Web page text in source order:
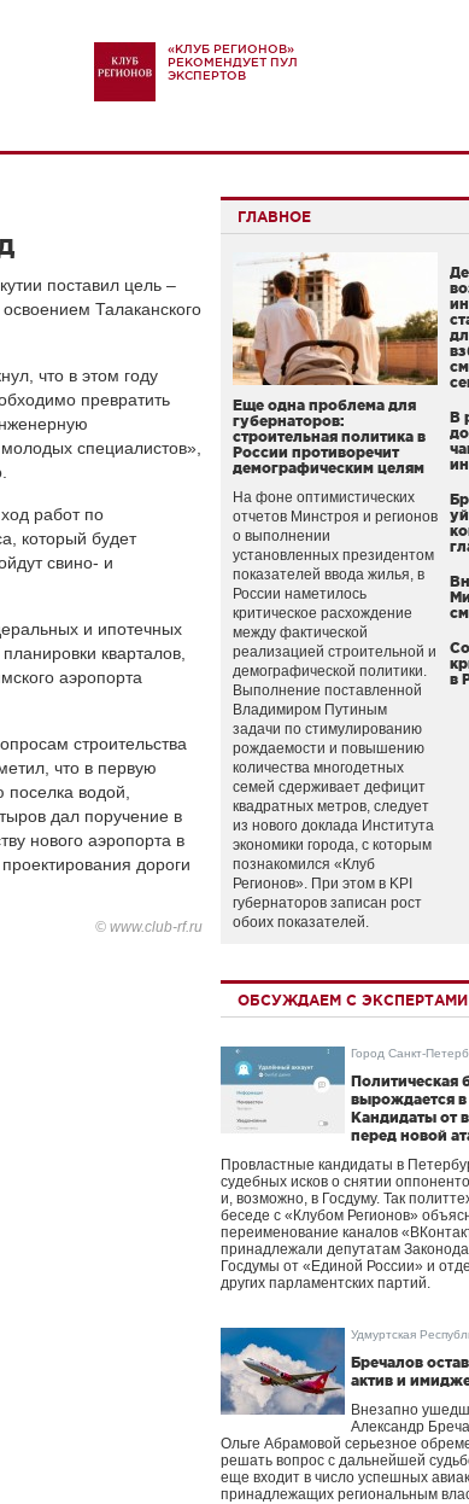
«КЛУБ РЕГИОНОВ»
РЕКОМЕНДУЕТ ПУЛ
ЭКСПЕРТОВ
поставил цель –
Талаканского
что в этом году
превратить
специалистов»,
работ по
который будет
свино- и
и ипотечных
кварталов,
аэропорта
строительства
что в первую
водой,
дал поручение в
нового аэропорта в
дороги
© www.club-rf.ru
ГЛАВНОЕ
Еще одна проблема для
губернаторов:
строительная политика в
России противоречит
демографическим целям
На фоне оптимистических
отчетов Минстроя и регионов
о выполнении
установленных президентом
показателей ввода жилья, в
России наметилось
критическое расхождение
между фактической
реализацией строительной и
демографической политики.
Выполнение поставленной
Владимиром Путиным
задачи по стимулированию
рождаемости и повышению
количества многодетных
семей сдерживает дефицит
квадратных метров, следует
из нового доклада Института
экономики города, с которым
познакомился «Клуб
Регионов». При этом в KPI
губернаторов записан рост
обоих показателей.
В
в
ОБСУЖДАЕМ С ЭКСПЕРТАМИ
Город Санкт-
Политическая
вырождается
Кандидаты от
перед новой
Провластные кандидаты в
судебных исков о снятии
и, возможно, в Госдуму. Так
беседе с «Клубом Регионов»
переименование каналов
принадлежали депутатам
Госдумы от «Единой России» и
других парламентских партий.
Удмуртская
Бречалов
актив и
Внезапно
Александр
Ольге Абрамовой серьезное
решать вопрос с дальнейшей
еще входит в число успешных
принадлежащих региональным